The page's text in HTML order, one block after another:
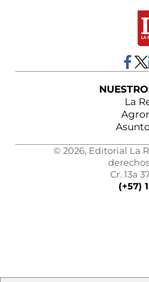
La
© 2026, Editorial La
Cr. 13a
(+57)